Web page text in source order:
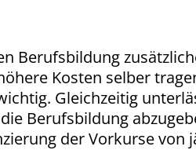
Berufsbildung
Kosten selber
Gleichzeitig
Berufsbildung
der Vorkurse von